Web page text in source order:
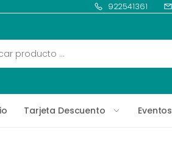
922541361
Tarjeta Descuento Eventos